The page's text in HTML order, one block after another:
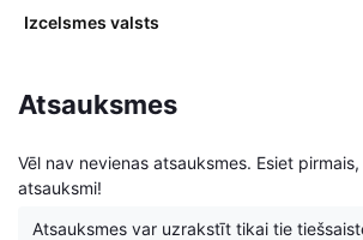
Izcelsmes valsts
Atsauksmes
Vēl nav nevienas atsauksmes. Esiet
atsauksmi!
Atsauksmes var uzrakstīt tikai tie